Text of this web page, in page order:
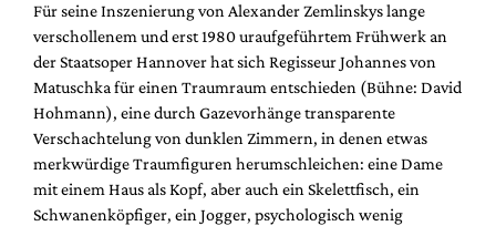
Newsletter
Redaktion
Autor:innen
Partner
Mediadaten
Suche
Für seine Inszenierung von Alexander Zemlinskys lange
verschollenem und erst 1980 uraufgeführtem Frühwerk an
der Staatsoper Hannover hat sich Regisseur Johannes von
Matuschka für einen Traumraum entschieden (Bühne: David
Hohmann), eine durch Gazevorhänge transparente
Verschachtelung von dunklen Zimmern, in denen etwas
merkwürdige Traumfiguren herumschleichen: eine Dame
mit einem Haus als Kopf, aber auch ein Skelettfisch, ein
Schwanenköpfiger, ein Jogger, psychologisch wenig